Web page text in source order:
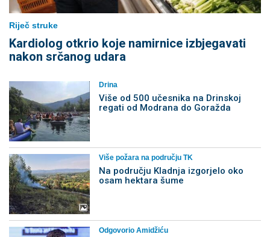
Riječ struke
Kardiolog otkrio koje namirnice izbjegavati
nakon srčanog udara
Drina
Više od 500 učesnika na Drinskoj
regati od Modrana do Goražda
Više požara na području TK
Na području Kladnja izgorjelo oko
osam hektara šume
Odgovorio Amidžiću